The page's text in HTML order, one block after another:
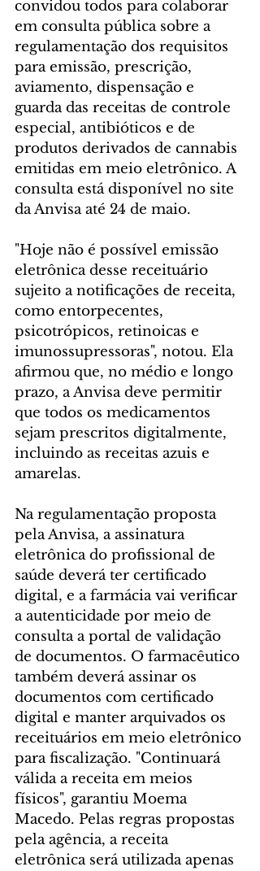
convidou todos para colaborar
em consulta pública sobre a
regulamentação dos requisitos
para emissão, prescrição,
aviamento, dispensação e
guarda das receitas de controle
especial, antibióticos e de
produtos derivados de cannabis
emitidas em meio eletrônico. A
consulta está disponível no site
da Anvisa até 24 de maio.
"Hoje não é possível emissão
eletrônica desse receituário
sujeito a notificações de receita,
como entorpecentes,
psicotrópicos, retinoicas e
imunossupressoras", notou. Ela
afirmou que, no médio e longo
prazo, a Anvisa deve permitir
que todos os medicamentos
sejam prescritos digitalmente,
incluindo as receitas azuis e
amarelas.
Na regulamentação proposta
pela Anvisa, a assinatura
eletrônica do profissional de
saúde deverá ter certificado
digital, e a farmácia vai verificar
a autenticidade por meio de
consulta a portal de validação
de documentos. O farmacêutico
também deverá assinar os
documentos com certificado
digital e manter arquivados os
receituários em meio eletrônico
para fiscalização. "Continuará
válida a receita em meios
físicos", garantiu Moema
Macedo. Pelas regras propostas
pela agência, a receita
eletrônica será utilizada apenas